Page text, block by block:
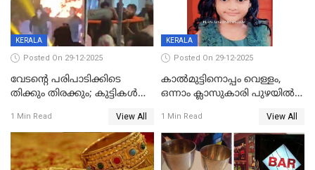
KERALA
Posted On 29-12-2025
വേടന്റെ പരിപാടിക്കിടെ
തിക്കും തിരക്കും; കുട്ടികള്‍
പരിക്ക്; പാളം മറികടന്ന
യുവാവ് ട്രെയിന്‍ തട്ടി മരിച്ചു
1 Min Read View All
KERALA
Posted On 29-12-2025
കാൽമുട്ടിനൊപ്പം വെള്ളം,
ഒന്നാം ക്ലാസുകാരി പുഴയിൽ
കുട്ടികൾക്കൊപ്പം
കളിക്കുന്നതിനിടെ
1 Min Read View All